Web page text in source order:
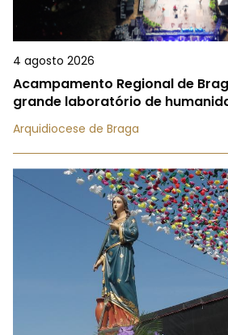
4 agosto 2026
Acampamento Regional de
grande laboratório de
Arquidiocese de Braga